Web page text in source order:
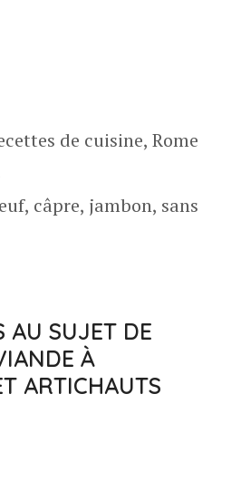
de cuisine, Rome
, câpre, jambon, sans
AU SUJET DE
À
ARTICHAUTS